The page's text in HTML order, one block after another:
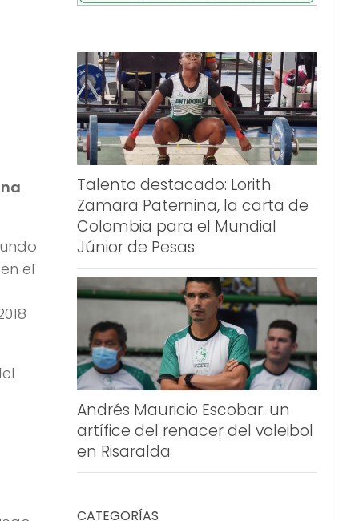
el
Talento destacado: Lorith
Zamara Paternina, la carta de
Colombia para el Mundial
Júnior de Pesas
Andrés Mauricio Escobar: un
artífice del renacer del voleibol
en Risaralda
CATEGORÍAS